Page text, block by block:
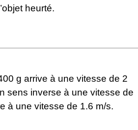
heurté.
g arrive à une vitesse de 2
sens inverse à une vitesse de
à une vitesse de 1.6 m/s.